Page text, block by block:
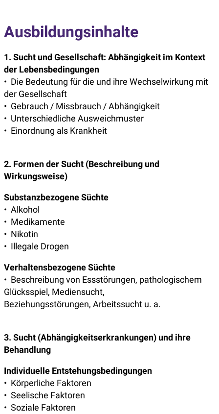
Ausbildungsinhalte
1. Sucht und Gesellschaft: Abhängigkeit im Kontext
der Lebensbedingungen
• Die Bedeutung für die und ihre Wechselwirkung mit
der Gesellschaft
• Gebrauch / Missbrauch / Abhängigkeit
• Unterschiedliche Ausweichmuster
• Einordnung als Krankheit
2. Formen der Sucht (Beschreibung und
Wirkungsweise)
Substanzbezogene Süchte
• Alkohol
• Medikamente
• Nikotin
• Illegale Drogen
Verhaltensbezogene Süchte
• Beschreibung von Essstörungen, pathologischem
Glücksspiel, Mediensucht,
Beziehungsstörungen, Arbeitssucht u. a.
3. Sucht (Abhängigkeitserkrankungen) und ihre
Behandlung
Individuelle Entstehungsbedingungen
• Körperliche Faktoren
• Seelische Faktoren
• Soziale Faktoren